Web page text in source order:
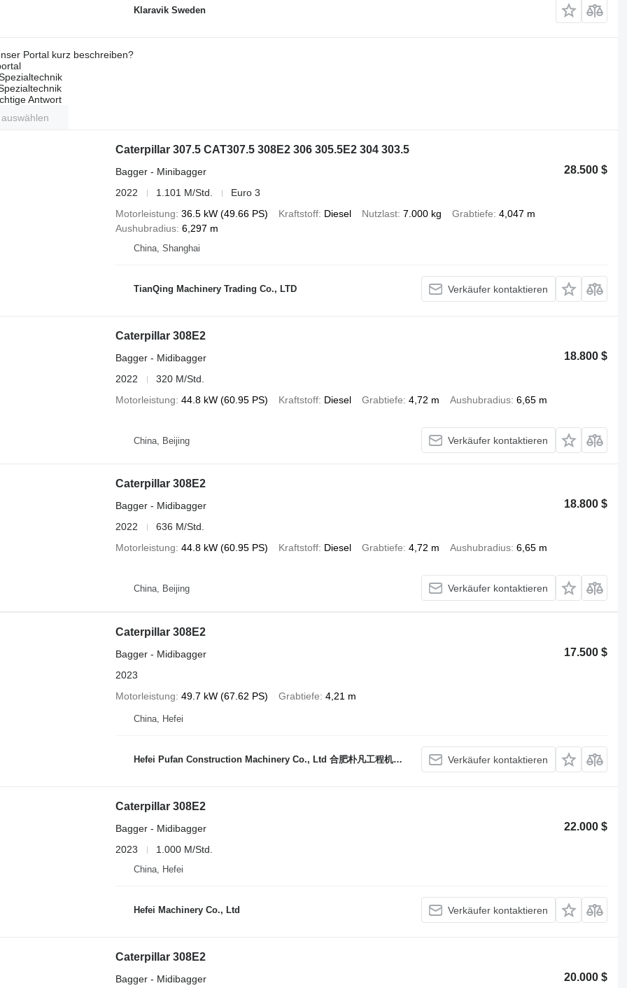
Klaravik Sweden
Portal kurz beschreiben?
Antwort
Caterpillar 307.5 CAT307.5 308E2 306 305.5E2 304 303.5
28.500 $
Bagger - Minibagger
2022
1.101 M/Std.
Euro 3
Motorleistung 36.5 kW (49.66 PS) Kraftstoff Diesel Nutzlast 7.000 kg Grabtiefe 4,047 m
Aushubradius 6,297 m
China, Shanghai
TianQing Machinery Trading Co., LTD Verkäufer kontaktieren
Caterpillar 308E2
18.800 $
Bagger - Midibagger
2022
320 M/Std.
Motorleistung 44.8 kW (60.95 PS) Kraftstoff Diesel Grabtiefe 4,72 m Aushubradius 6,65 m
China, Beijing Verkäufer kontaktieren
Caterpillar 308E2
18.800 $
Bagger - Midibagger
2022
636 M/Std.
Motorleistung 44.8 kW (60.95 PS) Kraftstoff Diesel Grabtiefe 4,72 m Aushubradius 6,65 m
China, Beijing Verkäufer kontaktieren
Caterpillar 308E2
17.500 $
Bagger - Midibagger
2023
Motorleistung 49.7 kW (67.62 PS) Grabtiefe 4,21 m
China, Hefei
Hefei Pufan Construction Machinery Co., Ltd 合肥朴凡工程机械有限公司 Verkäufer kontaktieren
Caterpillar 308E2
22.000 $
Bagger - Midibagger
2023
1.000 M/Std.
China, Hefei
Hefei Machinery Co., Ltd Verkäufer kontaktieren
Caterpillar 308E2
20.000 $
Bagger - Midibagger